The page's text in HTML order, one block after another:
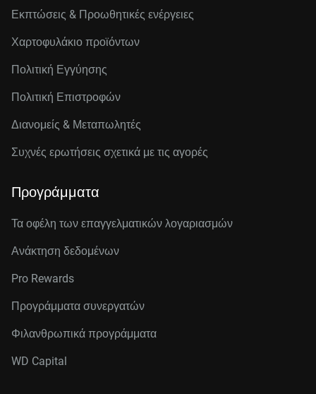
Εκπτώσεις & Προωθητικές ενέργειες
Χαρτοφυλάκιο προϊόντων
Πολιτική Εγγύησης
Πολιτική Επιστροφών
Διανομείς & Μεταπωλητές
Συχνές ερωτήσεις σχετικά με τις αγορές
Προγράμματα
Τα οφέλη των επαγγελματικών λογαριασμών
Ανάκτηση δεδομένων
Pro Rewards
Προγράμματα συνεργατών
Φιλανθρωπικά προγράμματα
WD Capital